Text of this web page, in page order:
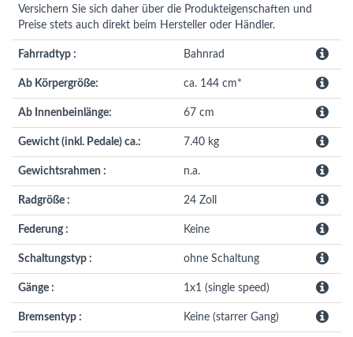
Versichern Sie sich daher über die Produkteigenschaften und
Preise stets auch direkt beim Hersteller oder Händler.
Fahrradtyp : Bahnrad
Ab Körpergröße: ca. 144 cm*
Ab Innenbeinlänge: 67 cm
Gewicht (inkl. Pedale) ca.: 7.40 kg
Gewichtsrahmen : n.a.
Radgröße : 24 Zoll
Federung : Keine
Schaltungstyp : ohne Schaltung
Gänge : 1x1 (single speed)
Bremsentyp : Keine (starrer Gang)